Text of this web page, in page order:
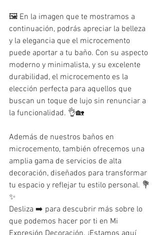
🖼️ En la imagen que te mostramos a
continuación, podrás apreciar la belleza
y la elegancia que el microcemento
puede aportar a tu baño. Con su aspecto
moderno y minimalista, y su excelente
durabilidad, el microcemento es la
elección perfecta para aquellos que
buscan un toque de lujo sin renunciar a
la funcionalidad. 👌🏡
Además de nuestros baños en
microcemento, también ofrecemos una
amplia gama de servicios de alta
decoración, diseñados para transformar
tu espacio y reflejar tu estilo personal. 💐
✨
Desliza ➡️ para descubrir más sobre lo
que podemos hacer por ti en Mi